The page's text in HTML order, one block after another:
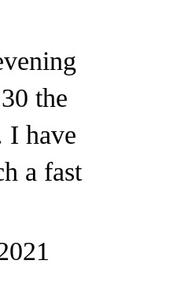
the
I have
a fast